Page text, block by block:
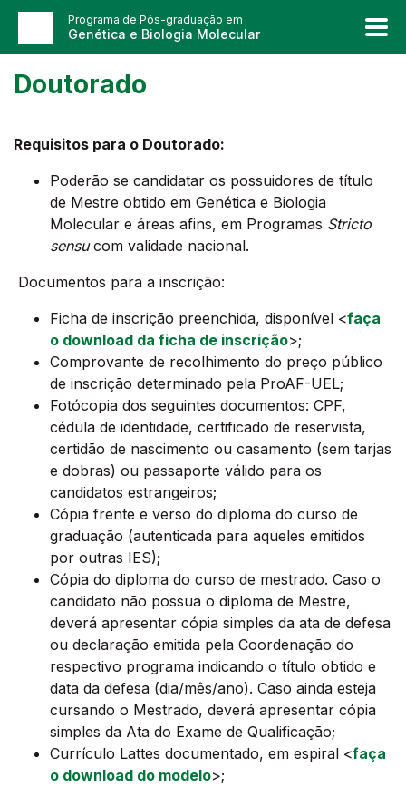
Programa de Pós-graduação em
Genética e Biologia Molecular
Doutorado
Requisitos para o Doutorado:
Poderão se candidatar os possuidores de título
de Mestre obtido em Genética e Biologia
Molecular e áreas afins, em Programas Stricto
sensucom validade nacional.
Documentos para a inscrição:
Ficha de inscrição preenchida, disponível <faça
o download da ficha de inscrição>;
Comprovante de recolhimento do preço público
de inscrição determinado pela ProAF-UEL;
Fotócopia dos seguintes documentos: CPF,
cédula de identidade, certificado de reservista,
certidão de nascimento ou casamento (sem tarjas
e dobras) ou passaporte válido para os
candidatos estrangeiros;
Cópia frente e verso do diploma do curso de
graduação (autenticada para aqueles emitidos
por outras IES);
Cópia do diploma do curso de mestrado. Caso o
candidato não possua o diploma de Mestre,
deverá apresentar cópia simples da ata de defesa
ou declaração emitida pela Coordenação do
respectivo programa indicando o título obtido e
data da defesa (dia/mês/ano). Caso ainda esteja
cursando o Mestrado, deverá apresentar cópia
simples da Ata do Exame de Qualificação;
Currículo Lattes documentado, em espiral <faça
o download do modelo>;